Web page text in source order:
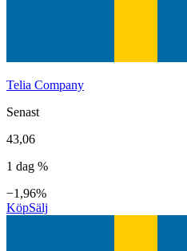
Telia Company
Senast
43,06
1 dag %
−1,96%
KöpSälj